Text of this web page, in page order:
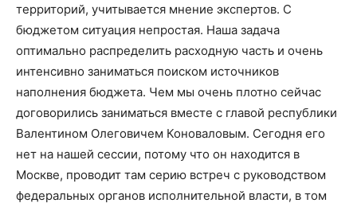
территорий, учитывается мнение экспертов. С
бюджетом ситуация непростая. Наша задача
оптимально распределить расходную часть и очень
интенсивно заниматься поиском источников
наполнения бюджета. Чем мы очень плотно сейчас
договорились заниматься вместе с главой республики
Валентином Олеговичем Коноваловым. Сегодня его
нет на нашей сессии, потому что он находится в
Москве, проводит там серию встреч с руководством
федеральных органов исполнительной власти, в том